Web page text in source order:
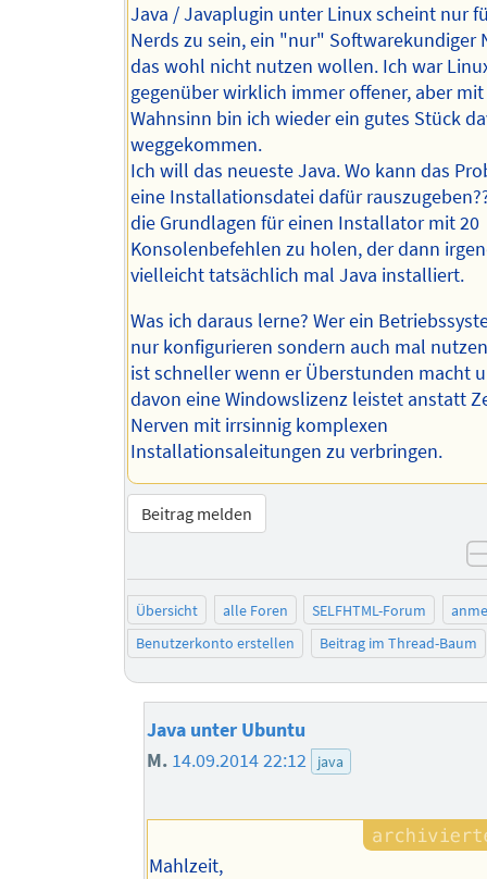
Java / Javaplugin unter Linux scheint nur
Nerds zu sein, ein "nur" Softwarekundiger
das wohl nicht nutzen wollen. Ich war
gegenüber wirklich immer offener, aber
Wahnsinn bin ich wieder ein gutes Stück
weggekommen.
Ich will das neueste Java. Wo kann das
eine Installationsdatei dafür
die Grundlagen für einen Installator mit 20
Konsolenbefehlen zu holen, der dann
vielleicht tatsächlich mal Java installiert.
Was ich daraus lerne? Wer ein
nur konfigurieren sondern auch mal
ist schneller wenn er Überstunden macht
davon eine Windowslizenz leistet anstatt
Nerven mit irrsinnig komplexen
Installationsaleitungen zu verbringen.
Beitrag melden
Übersicht alle Foren SELFHTML-Forum
Benutzerkonto erstellen
Beitrag im Thread-Baum
Java unter Ubuntu
M. 14.09.2014 22:12 java
Mahlzeit,